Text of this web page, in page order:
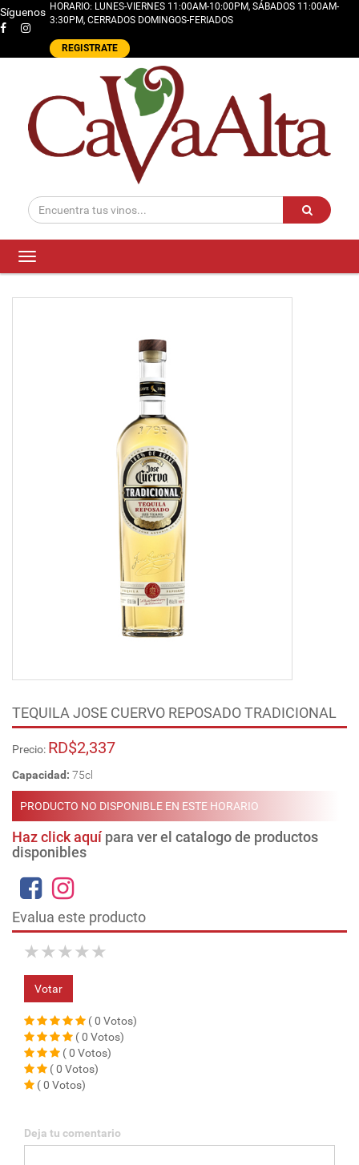
Síguenos HORARIO: LUNES-VIERNES 11:00AM-10:00PM, SÁBADOS 11:00AM-
3:30PM, CERRADOS DOMINGOS-FERIADOS
REGISTRATE
Toggle
navigation
TEQUILA JOSE CUERVO REPOSADO TRADICIONAL
Precio: RD$2,337
Capacidad: 75cl
PRODUCTO NO DISPONIBLE EN ESTE HORARIO
Haz click aquípara ver el catalogo de productos
disponibles
Evalua este producto
★
★
★
★
★
Votar
( 0 Votos)
( 0 Votos)
( 0 Votos)
( 0 Votos)
( 0 Votos)
Deja tu comentario